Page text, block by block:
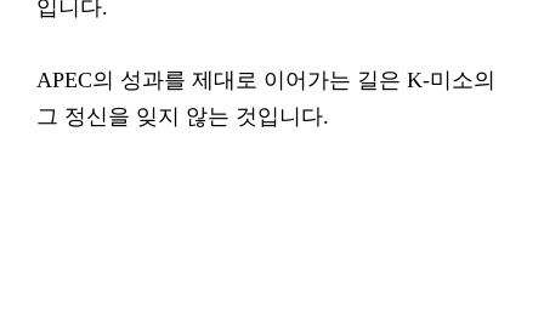
입니다.
APEC의 성과를 제대로 이어가는 길은 K-미소의
그 정신을 잊지 않는 것입니다.